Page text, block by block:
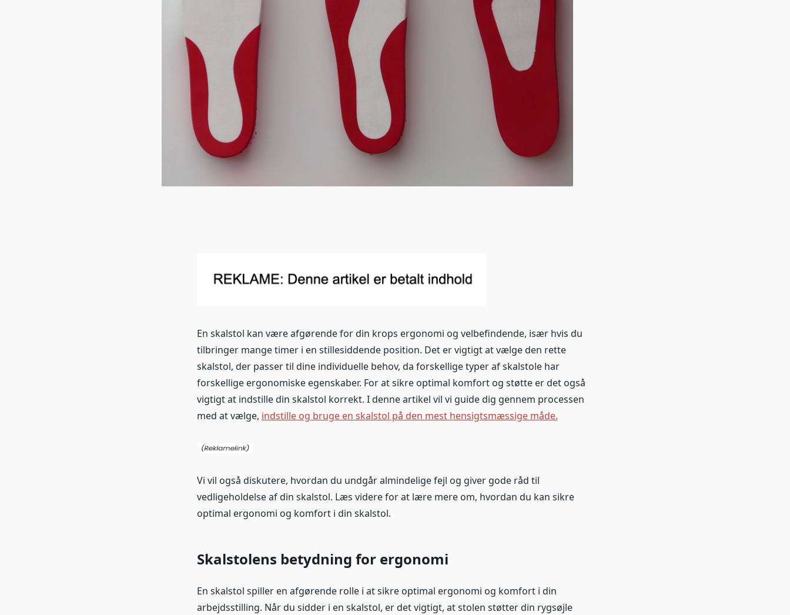
En skalstol kan være afgørende for din krops ergonomi og velbefindende, især hvis du
tilbringer mange timer i en stillesiddende position. Det er vigtigt at vælge den rette
skalstol, der passer til dine individuelle behov, da forskellige typer af skalstole har
forskellige ergonomiske egenskaber. For at sikre optimal komfort og støtte er det også
vigtigt at indstille din skalstol korrekt. I denne artikel vil vi guide dig gennem processen
med at vælge, indstille og bruge en skalstol på den mest hensigtsmæssige måde.
Vi vil også diskutere, hvordan du undgår almindelige fejl og giver gode råd til
vedligeholdelse af din skalstol. Læs videre for at lære mere om, hvordan du kan sikre
optimal ergonomi og komfort i din skalstol.
Skalstolens betydning for ergonomi
En skalstol spiller en afgørende rolle i at sikre optimal ergonomi og komfort i din
arbejdsstilling. Når du sidder i en skalstol, er det vigtigt, at stolen støtter din rygsøjle